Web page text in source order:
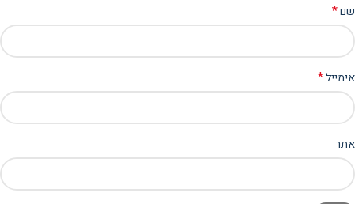
שם*
אימייל*
אתר